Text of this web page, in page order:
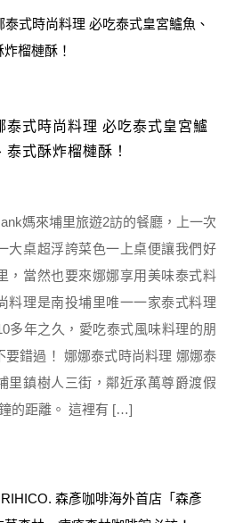
泰式時尚料理 必吃泰式皇宮鱸
式酥炸榴槤酥！
媽來埔里旅遊2訪的餐廳，上一次
大桌超浮誇菜色一上桌便讓我們好
，當然也要來娜娜享用美味泰式料
料理是南投埔里唯一一家泰式料理
多年之久，愛吃泰式風味料理的朋
要錯過！ 娜娜泰式時尚料理 娜娜泰
里鎮樹人三街，鄰近承萬尊爵渡假
的距離。 這裡有 […]